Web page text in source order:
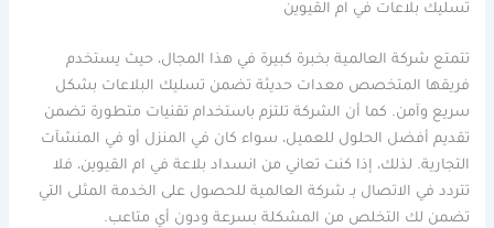
تسليك بلاعات في ام القيوين
تتمتع شركة العالمية بخبرة كبيرة في هذا المجال، حيث يستخدم
فريقها المتخصص معدات حديثة تضمن تسليك البلاعات بشكل
سريع وآمن. كما أن الشركة تلتزم باستخدام تقنيات متطورة تضمن
تقديم أفضل الحلول للعميل، سواء كان في المنزل أو في المنشآت
التجارية. لذلك، إذا كنت تعاني من انسداد بلاعة في ام القيوين، فلا
تتردد في الاتصال بـ شركة العالمية للحصول على الخدمة المثلى التي
تضمن لك التخلص من المشكلة بسرعة ودون أي متاعب.